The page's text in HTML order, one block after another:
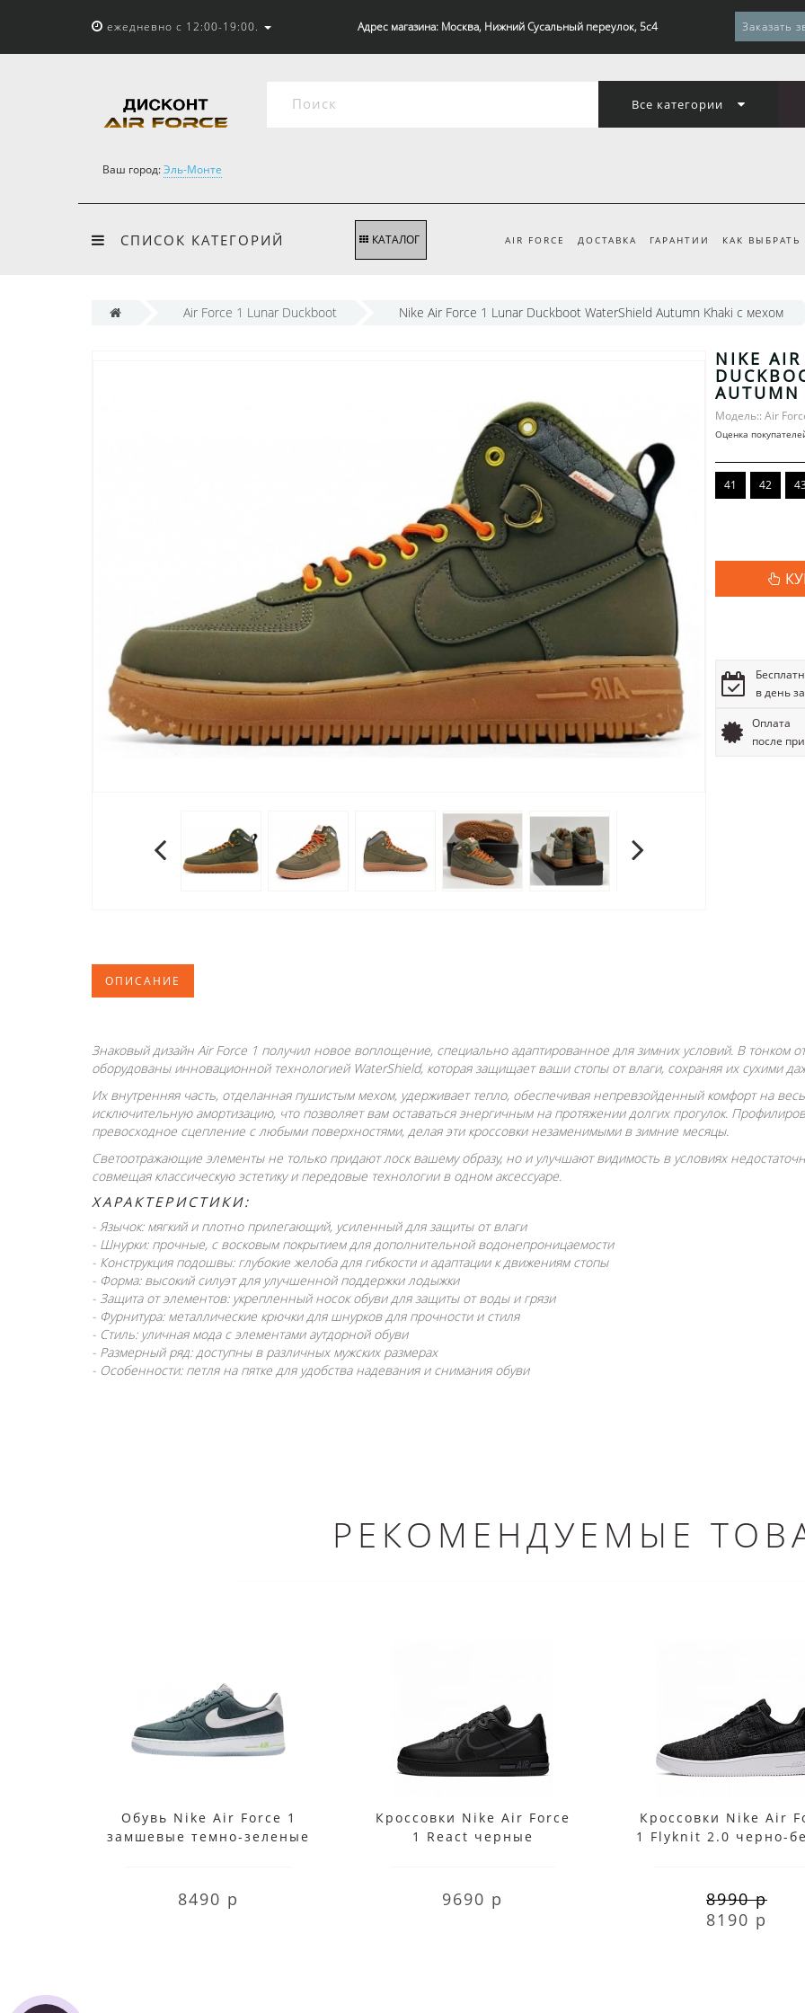
ежедневно с 12:00-19:00. Адрес магазина: Москва, Нижний Сусальный переулок, 5с4 Заказать
Все категории
Ваш город:Эль-Монте
СПИСОК КАТЕГОРИЙ КАТАЛОГ AIR FORCE ДОСТАВКА ГАРАНТИИ КАК ВЫБРАТЬ
Air Force 1 Lunar Duckboot Nike Air Force 1 Lunar Duckboot WaterShield Autumn Khaki с мехом
NIKE
Модель:: Air
Оценка
41 42
в день
Оплата
после
ОПИСАНИЕ
Знаковый дизайн Air Force 1 получил новое воплощение, специально адаптированное для зимних условий. В тонком
оборудованы инновационной технологией WaterShield, которая защищает ваши стопы от влаги, сохраняя их сухими
Их внутренняя часть, отделанная пушистым мехом, удерживает тепло, обеспечивая непревзойденный комфорт на
исключительную амортизацию, что позволяет вам оставаться энергичным на протяжении долгих прогулок.
превосходное сцепление с любыми поверхностями, делая эти кроссовки незаменимыми в зимние месяцы.
Светоотражающие элементы не только придают лоск вашему образу, но и улучшают видимость в условиях
совмещая классическую эстетику и передовые технологии в одном аксессуаре.
ХАРАКТЕРИСТИКИ:
- Язычок: мягкий и плотно прилегающий, усиленный для защиты от влаги
- Шнурки: прочные, с восковым покрытием для дополнительной водонепроницаемости
- Конструкция подошвы: глубокие желоба для гибкости и адаптации к движениям стопы
- Форма: высокий силуэт для улучшенной поддержки лодыжки
- Защита от элементов: укрепленный носок обуви для защиты от воды и грязи
- Фурнитура: металлические крючки для шнурков для прочности и стиля
- Стиль: уличная мода с элементами аутдорной обуви
- Размерный ряд: доступны в различных мужских размерах
- Особенности: петля на пятке для удобства надевания и снимания обуви
РЕКОМЕНДУЕМЫЕ
Обувь Nike Air Force 1
замшевые темно-зеленые
8490 р
Кроссовки Nike Air Force
1 React черные
9690 р
Кроссовки Nike Air
1 Flyknit 2.0 черно-
8990 р
8190 р